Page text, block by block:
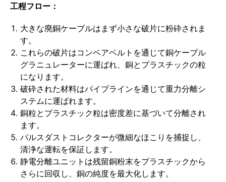
工程フロー：
大きな廃銅ケーブルはまず小さな破片に粉砕されま
す。
これらの破片はコンベアベルトを通じて銅ケーブル
グラニュレーターに運ばれ、銅とプラスチックの粒
になります。
破砕された材料はパイプラインを通じて重力分離シ
ステムに運ばれます。
銅粒とプラスチック粒は密度差に基づいて分離され
ます。
パルスダストコレクターが微細なほこりを捕捉し、
清浄な運転を保証します。
静電分離ユニットは残留銅粉末をプラスチックから
さらに回収し、銅の純度を最大化します。